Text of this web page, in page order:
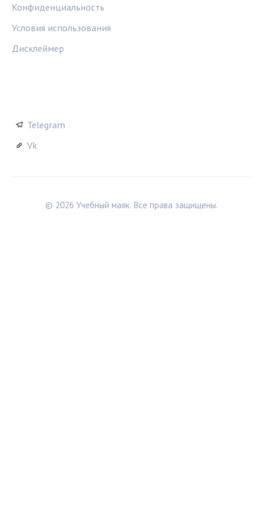
Конфиденциальность
Условия использования
Дисклеймер
Telegram
Vk
© 2026 Учебный маяк. Все права защищены.